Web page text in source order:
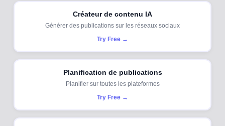
Créateur de contenu IA
Générer des publications sur les réseaux sociaux
Try Free →
Planification de publications
Planifier sur toutes les plateformes
Try Free →